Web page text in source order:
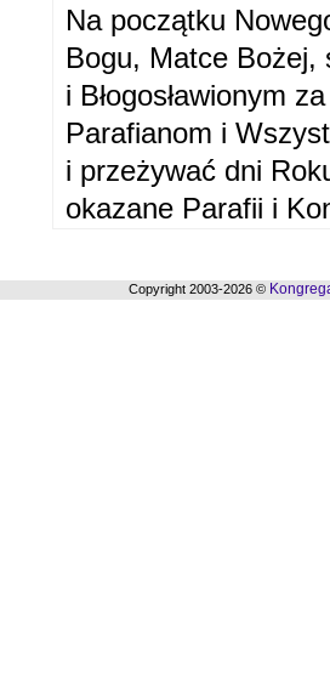
Na początku
Bogu, Matce Bożej,
i Błogosławionym
Parafianom i
i przeżywać dni
okazane Parafii i
Copyright 2003-2026 ©